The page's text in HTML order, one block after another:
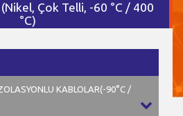
(Nikel, Çok Telli, -60 °C / 400
°C)
KABLOLAR(-90°C /